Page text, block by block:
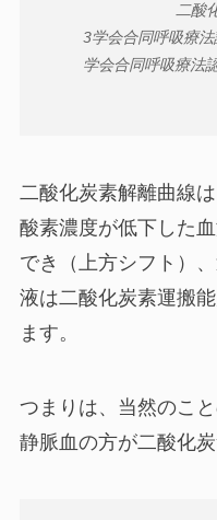
二酸
3学会合同呼吸療
学会合同呼吸療法
二酸化炭素解離曲線
酸素濃度が低下した
でき（上方シフト）
液は二酸化炭素運搬
ます。
つまりは、当然のこ
静脈血の方が二酸化